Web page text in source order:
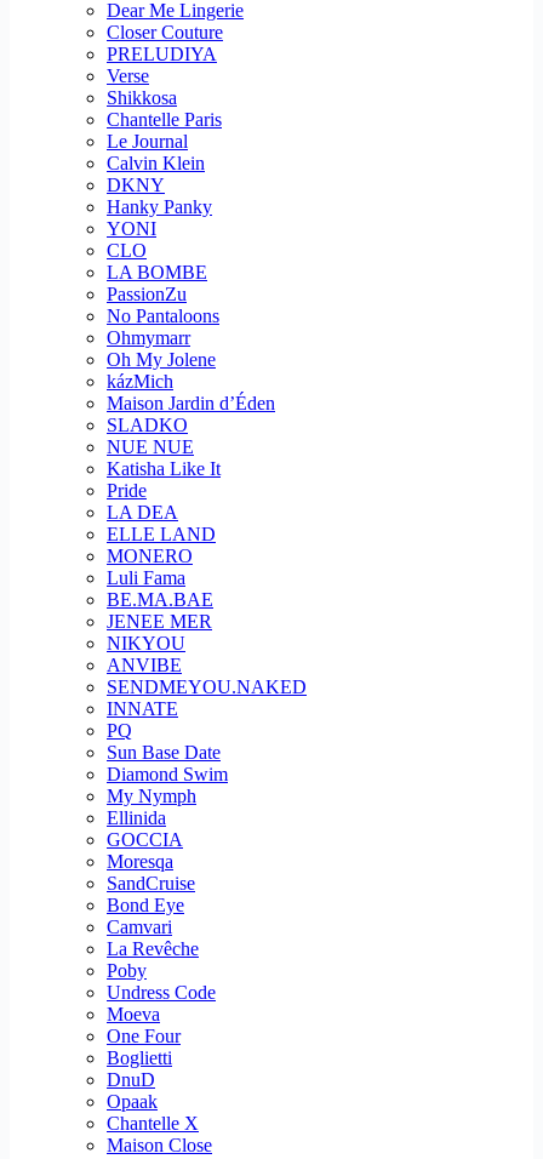
Dear Me Lingerie
Closer Couture
PRELUDIYA
Verse
Shikkosa
Chantelle Paris
Le Journal
Calvin Klein
DKNY
Hanky Panky
YONI
CLO
LA BOMBE
PassionZu
No Pantaloons
Ohmymarr
Oh My Jolene
kázMich
Maison Jardin d’Éden
SLADKO
NUE NUE
Katisha Like It
Pride
LA DEA
ELLE LAND
MONERO
Luli Fama
BE.MA.BAE
JENEE MER
NIKYOU
ANVIBE
SENDMEYOU.NAKED
INNATE
PQ
Sun Base Date
Diamond Swim
My Nymph
Ellinida
GOCCIA
Moresqa
SandCruise
Bond Eye
Camvari
La Revêche
Poby
Undress Code
Moeva
One Four
Boglietti
DnuD
Opaak
Chantelle X
Maison Close